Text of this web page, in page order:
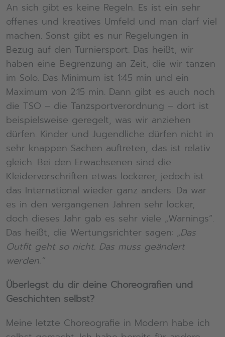
An sich gibt es keine Regeln. Es ist ein sehr
offenes und kreatives Umfeld und man darf viel
machen. Sonst gibt es nur Regelungen in
Bezug auf den Turniersport. Das heißt, wir
haben eine Begrenzung an Zeit, die wir tanzen
im Solo. Das Minimum ist 1:45 min und ein
Maximum von 2:15 min. Dann gibt es auch noch
die TSO – die Tanzsportverordnung – dort ist
beispielsweise geregelt, was wir anziehen
dürfen. Kinder und Jugendliche dürfen nicht in
sehr knappen Sachen auftreten, das ist relativ
gleich. Bei den Erwachsenen sind die
Kleidervorschriften etwas lockerer, jedoch ist
das International wieder ganz anders. Da war
es in den vergangenen Jahren sehr locker,
doch dieses Jahr gab es sehr viele „Warnings“.
Das heißt, die Wertungsrichter sagen: „Das
Outfit geht so nicht. Das muss geändert
werden.“
Überlegst du dir deine Choreografien und
Geschichten selbst?
Meine letzte Choreografie in Modern habe ich